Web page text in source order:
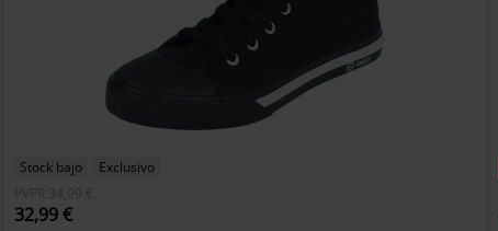
Stock bajo
Exclusivo
PVPR 34,99 €
32,99 €